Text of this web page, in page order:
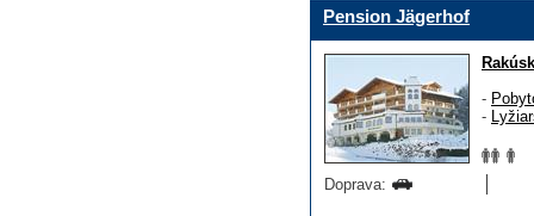
Pension Jägerhof
-
-
Doprava: